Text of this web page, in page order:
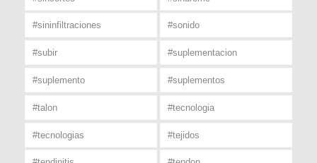
#sininfiltraciones #sonido
#subir #suplementacion
#suplemento #suplementos
#talon #tecnologia
#tecnologias #tejidos